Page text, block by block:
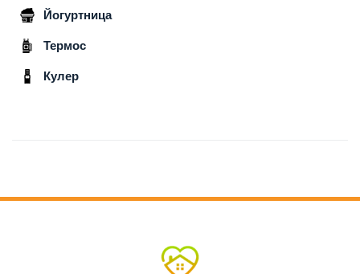
Йогуртница
Термос
Кулер